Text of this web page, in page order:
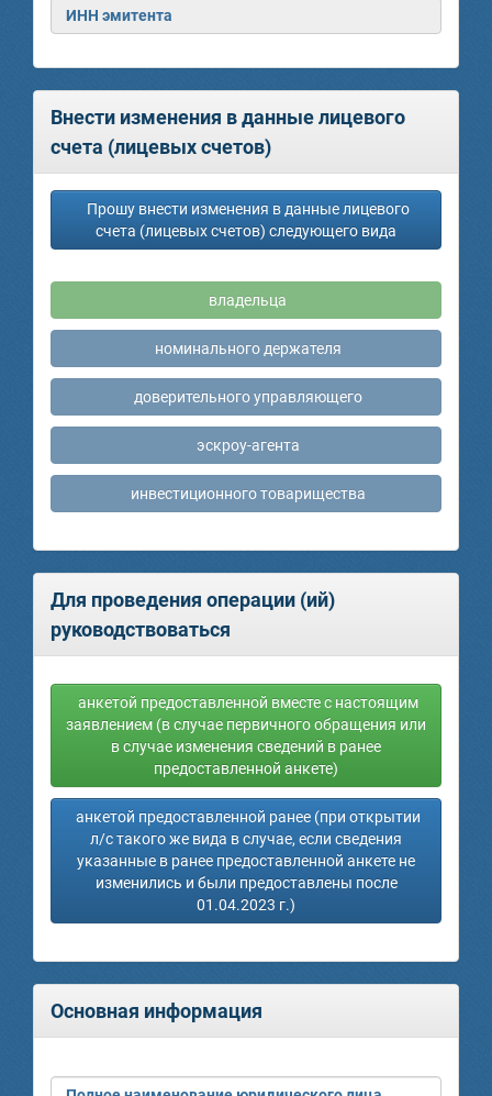
ИНН эмитента
Внести изменения в данные лицевого
счета (лицевых счетов)
Прошу внести изменения в данные лицевого
счета (лицевых счетов) следующего вида
владельца
номинального держателя
доверительного управляющего
эскроу-агента
инвестиционного товарищества
Для проведения операции (ий)
руководствоваться
анкетой предоставленной вместе с настоящим
заявлением (в случае первичного обращения или
в случае изменения сведений в ранее
предоставленной анкете)
анкетой предоставленной ранее (при открытии
л/с такого же вида в случае, если сведения
указанные в ранее предоставленной анкете не
изменились и были предоставлены после
01.04.2023 г.)
Основная информация